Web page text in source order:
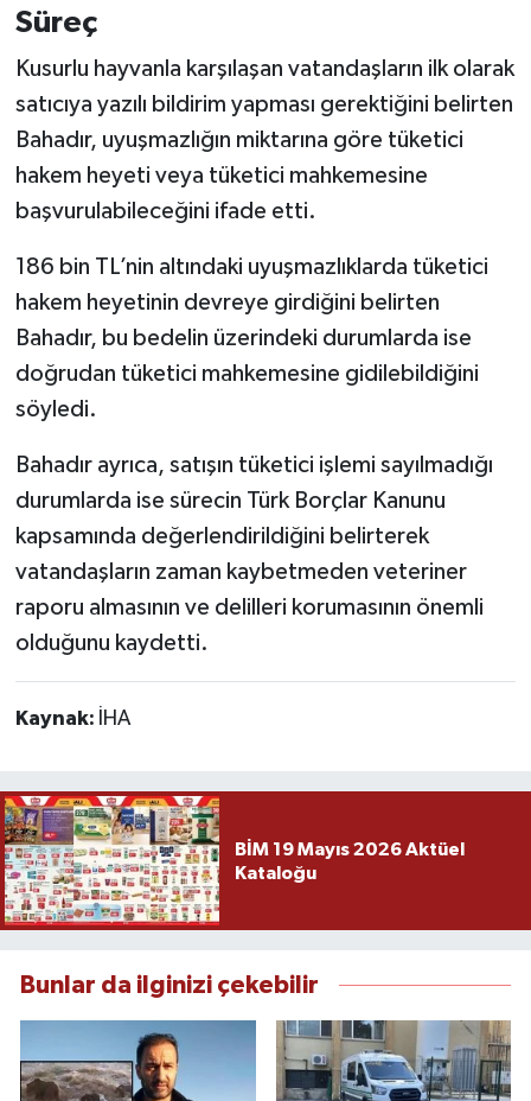
Süreç
Kusurlu hayvanla karşılaşan vatandaşların ilk olarak
satıcıya yazılı bildirim yapması gerektiğini belirten
Bahadır, uyuşmazlığın miktarına göre tüketici
hakem heyeti veya tüketici mahkemesine
başvurulabileceğini ifade etti.
186 bin TL’nin altındaki uyuşmazlıklarda tüketici
hakem heyetinin devreye girdiğini belirten
Bahadır, bu bedelin üzerindeki durumlarda ise
doğrudan tüketici mahkemesine gidilebildiğini
söyledi.
Bahadır ayrıca, satışın tüketici işlemi sayılmadığı
durumlarda ise sürecin Türk Borçlar Kanunu
kapsamında değerlendirildiğini belirterek
vatandaşların zaman kaybetmeden veteriner
raporu almasının ve delilleri korumasının önemli
olduğunu kaydetti.
Kaynak: İHA
BİM 19 Mayıs 2026 Aktüel
Kataloğu
Bunlar da ilginizi çekebilir